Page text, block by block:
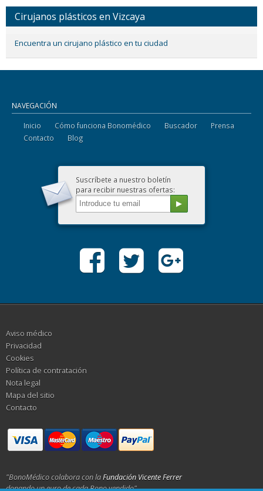
Cirujanos plásticos en Vizcaya
Encuentra un cirujano plástico en tu ciudad
NAVEGACIÓN
Inicio Cómo funciona Bonomédico Buscador
Prensa
Contacto
Blog
Suscríbete a nuestro boletín
para recibir nuestras ofertas:
Aviso médico
Privacidad
Cookies
Política de contratación
Nota legal
Mapa del sitio
Contacto
"BonoMédico colabora con laFundación Vicente Ferrer
donando un euro de cada Bono vendido"